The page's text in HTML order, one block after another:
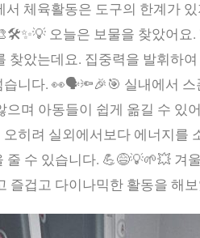
서 체육활동은 도구의 한계가
오늘은 보물을 찾았어요
찾았는데요. 집중력을 발휘하
니다. 👀🗣️🔦🎉🎯 실내에서
으며 아동들이 쉽게 옮길 수 있
히려 실외에서보다 에너지를
줄 수 있습니다. 💪😅💡🌱💥 겨
즐겁고 다이나믹한 활동을 해